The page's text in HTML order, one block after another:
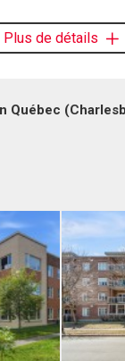
Plus de détails
Québec